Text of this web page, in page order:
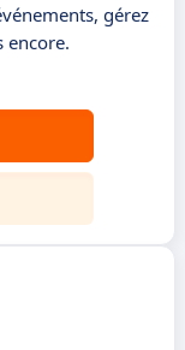
gérez
encore.